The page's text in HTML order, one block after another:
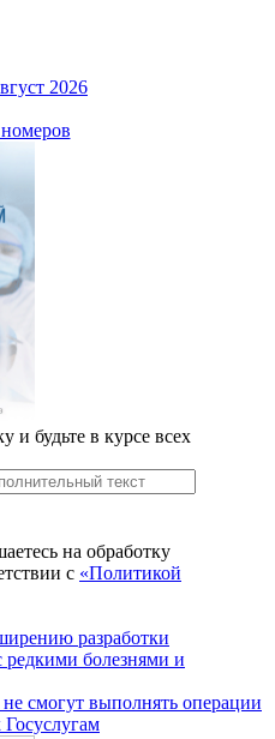
2026
будьте в курсе всех
на обработку
с «Политикой
разработки
редкими болезнями и
смогут выполнять операции
Госуслугам